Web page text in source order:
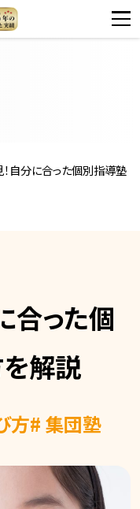
自分に合った個別指導塾
合った個
解説
方# 集団塾